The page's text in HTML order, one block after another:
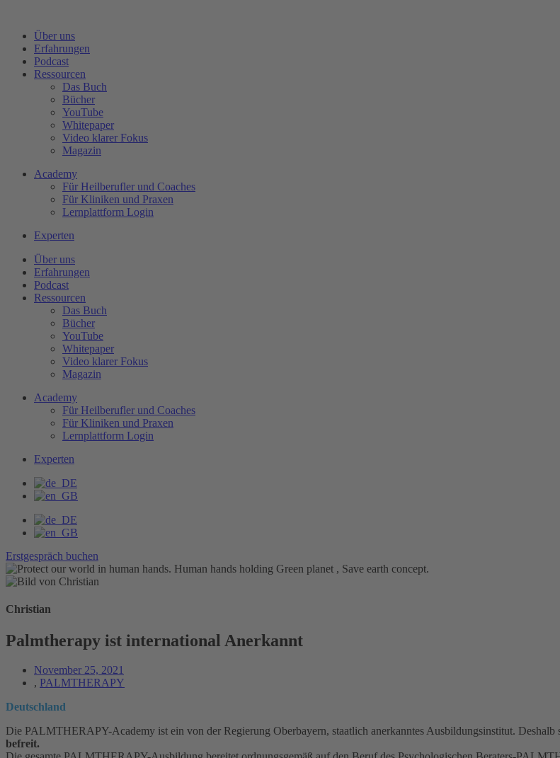
wechselnÜber uns
Erfahrungen
Podcast
Ressourcen
Das Buch
Bücher
YouTube
Whitepaper
Video klarer Fokus
Magazin
Academy
Für Heilberufler und Coaches
Für Kliniken und Praxen
Lernplattform Login
Experten
Über uns
Erfahrungen
Podcast
Ressourcen
Das Buch
Bücher
YouTube
Whitepaper
Video klarer Fokus
Magazin
Academy
Für Heilberufler und Coaches
Für Kliniken und Praxen
Lernplattform Login
Experten
Erstgespräch buchen
Christian
Palmtherapy ist international Anerkannt
November 25, 2021
, PALMTHERAPY
Deutschland
Die PALMTHERAPY-Academy ist ein von der Regierung Oberbayern, staatlich anerkanntes Ausbildungsinstitut. Deshalb
befreit.